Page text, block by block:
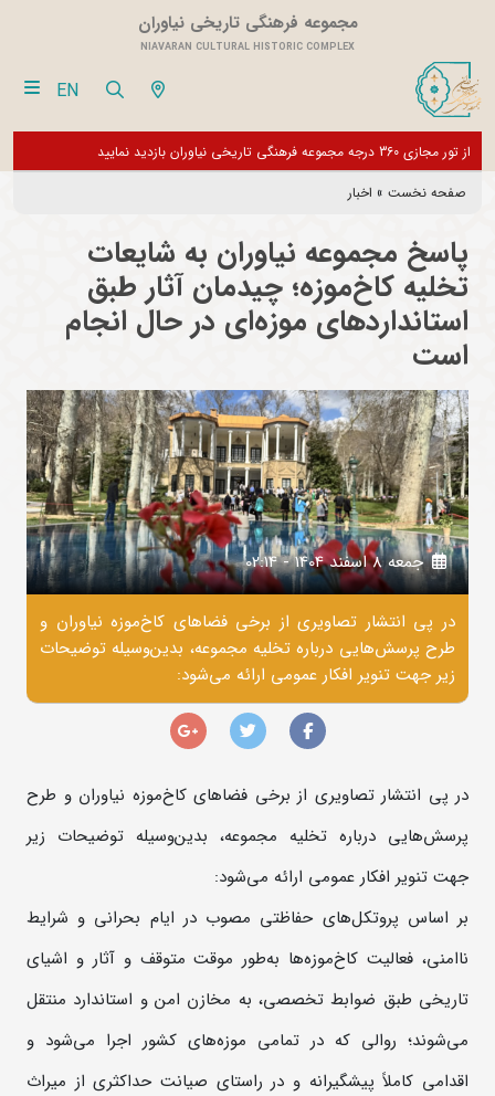
مجموعه فرهنگی تاریخی نیاوران
NIAVARAN CULTURAL HISTORIC COMPLEX
EN
از تور مجازی 360 درجه مجموعه فرهنگی تاریخی نیاوران بازدید نمایید گرامی، موزه های این مجموعه تا اطلاع ثانوی تعطیل می باشد و فقط
فعال است
صفحه نخست » اخبار
پاسخ مجموعه نیاوران به شایعات
تخلیه کاخ‌موزه؛ چیدمان آثار طبق
استانداردهای موزه‌ای در حال انجام
است
جمعه 8 اسفند 1404 - 02:14
در پی انتشار تصاویری از برخی فضاهای کاخ‌موزه نیاوران و
طرح پرسش‌هایی درباره تخلیه مجموعه، بدین‌وسیله توضیحات
زیر جهت تنویر افکار عمومی ارائه می‌شود:
در پی انتشار تصاویری از برخی فضاهای کاخ‌موزه نیاوران و طرح
پرسش‌هایی درباره تخلیه مجموعه، بدین‌وسیله توضیحات زیر
جهت تنویر افکار عمومی ارائه می‌شود:
بر اساس پروتکل‌های حفاظتی مصوب در ایام بحرانی و شرایط
ناامنی، فعالیت کاخ‌موزه‌ها به‌طور موقت متوقف و آثار و اشیای
تاریخی طبق ضوابط تخصصی، به مخازن امن و استاندارد منتقل
می‌شوند؛ روالی که در تمامی موزه‌های کشور اجرا می‌شود و
اقدامی کاملاً پیشگیرانه و در راستای صیانت حداکثری از میراث